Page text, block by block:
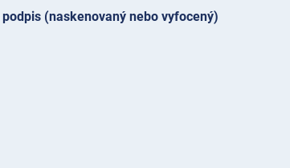
podpis (naskenovaný nebo vyfocený)